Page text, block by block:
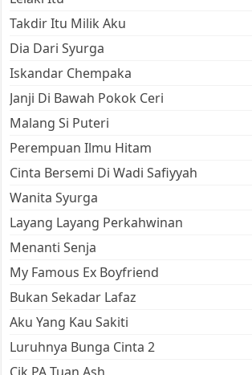
Takdir Itu Milik Aku
Dia Dari Syurga
Iskandar Chempaka
Janji Di Bawah Pokok Ceri
Malang Si Puteri
Perempuan Ilmu Hitam
Cinta Bersemi Di Wadi Safiyyah
Wanita Syurga
Layang Layang Perkahwinan
Menanti Senja
My Famous Ex Boyfriend
Bukan Sekadar Lafaz
Aku Yang Kau Sakiti
Luruhnya Bunga Cinta 2